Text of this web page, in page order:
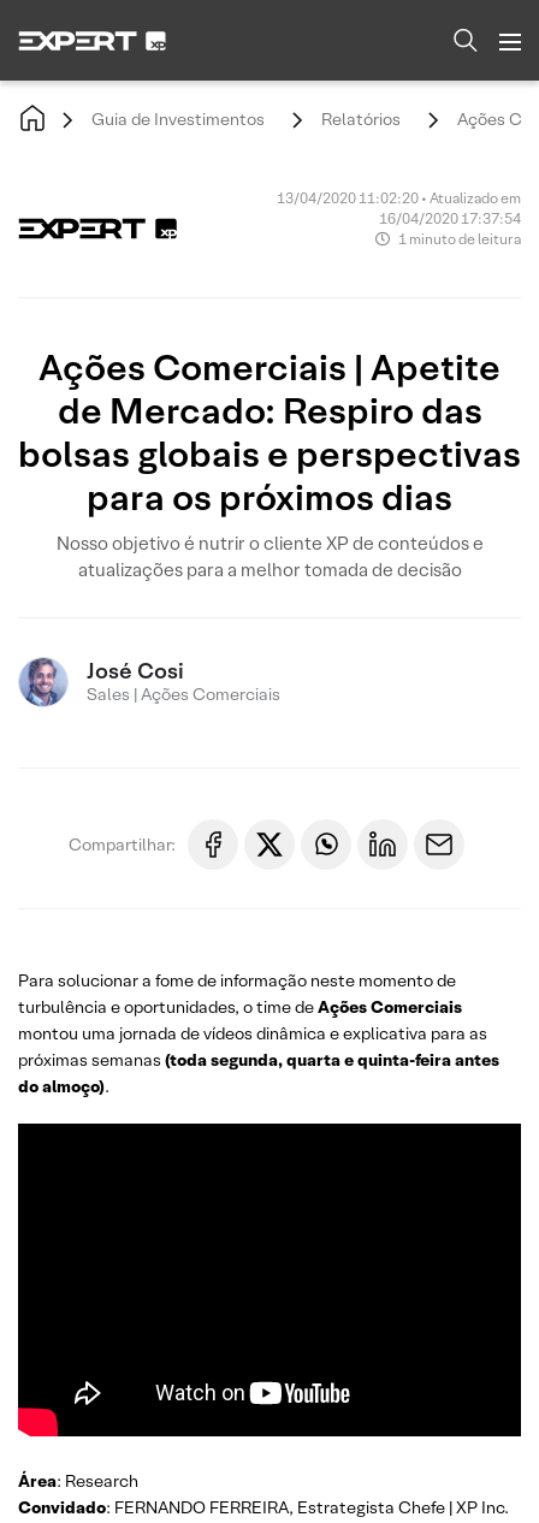
Guia de Investimentos Relatórios Ações
13/04/2020 11:02:20 • Atualizado em
16/04/2020 17:37:54
1 minuto de leitura
Ações Comerciais | Apetite
de Mercado: Respiro das
bolsas globais e perspectivas
para os próximos dias
Nosso objetivo é nutrir o cliente XP de conteúdos e
atualizações para a melhor tomada de decisão
José Cosi
Sales | Ações Comerciais
Compartilhar:
Para solucionar a fome de informação neste momento de
turbulência e oportunidades, o time deAções Comerciais
montou uma jornada de vídeos dinâmica e explicativa para as
próximas semanas (toda segunda, quarta e quinta-feira antes
do almoço).
Área: Research
Convidado: FERNANDO FERREIRA, Estrategista Chefe | XP Inc.